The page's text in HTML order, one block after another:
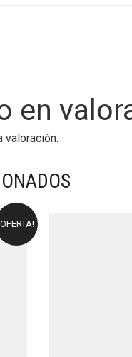
en
valoración.